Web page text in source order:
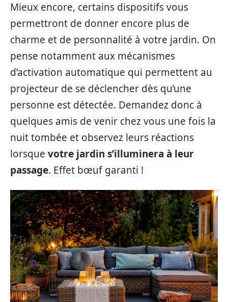
Mieux encore, certains dispositifs vous
permettront de donner encore plus de
charme et de personnalité à votre jardin. On
pense notamment aux mécanismes
d’activation automatique qui permettent au
projecteur de se déclencher dès qu’une
personne est détectée. Demandez donc à
quelques amis de venir chez vous une fois la
nuit tombée et observez leurs réactions
lorsque votre jardin s’illuminera à leur
passage. Effet bœuf garanti !